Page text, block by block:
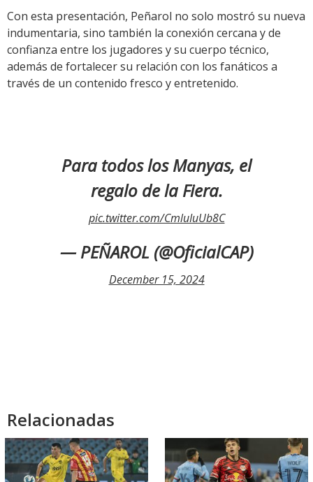
Con esta presentación, Peñarol no solo mostró su nueva
indumentaria, sino también la conexión cercana y de
confianza entre los jugadores y su cuerpo técnico,
además de fortalecer su relación con los fanáticos a
través de un contenido fresco y entretenido.
Para todos los Manyas, el
regalo de la Fiera.
pic.twitter.com/CmluIuUb8C
— PEÑAROL (@OficialCAP)
December 15, 2024
Relacionadas